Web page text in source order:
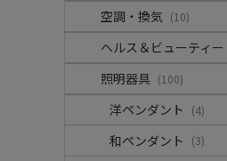
空調・換気 (10)
ヘルス＆ビューティー
照明器具 (100)
洋ペンダント (4)
和ペンダント (3)